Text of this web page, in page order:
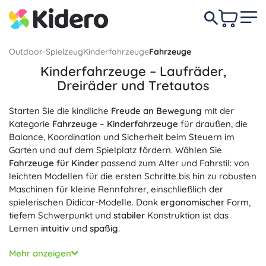
Outdoor-SpielzeugKinderfahrzeugeFahrzeuge
Kinderfahrzeuge – Laufräder,
Dreiräder und Tretautos
Starten Sie die kindliche Freude an Bewegung mit der
Kategorie Fahrzeuge – Kinderfahrzeuge für draußen, die
Balance, Koordination und Sicherheit beim Steuern im
Garten und auf dem Spielplatz fördern. Wählen Sie
Fahrzeuge für Kinder passend zum Alter und Fahrstil: von
leichten Modellen für die ersten Schritte bis hin zu robusten
Maschinen für kleine Rennfahrer, einschließlich der
spielerischen Didicar-Modelle. Dank ergonomischer Form,
tiefem Schwerpunkt und stabiler Konstruktion ist das
Lernen intuitiv und spaßig.
Zu den wichtigsten Merkmalen der Fahrzeuge in dieser
Kategorie gehören ein
Mehr anzeigen